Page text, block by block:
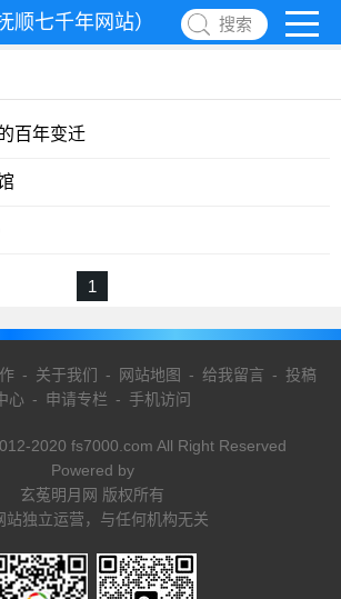
顺七千年网站） 搜索
百年变迁
1
- 关于我们 - 网站地图 - 给我留言 - 投稿
心 - 申请专栏 - 手机访问
2020 fs7000.com All Right Reserved
Powered by
玄菟明月网 版权所有
站独立运营，与任何机构无关